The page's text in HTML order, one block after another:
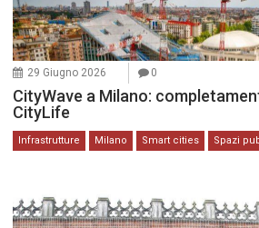
29 Giugno 2026 0
CityWave a Milano:
CityLife
Infrastrutture Milano Smart cities Spazi